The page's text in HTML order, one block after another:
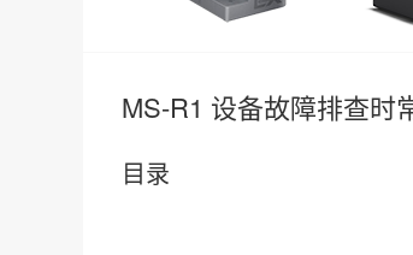
MS-R1 设备故障排查时
目录